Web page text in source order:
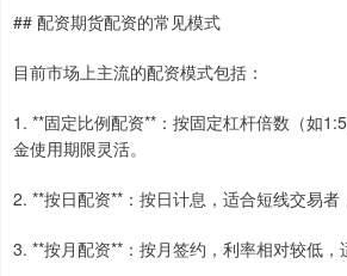
## 配资期货配资的常见模式
目前市场上主流的配资模式包括：
1. **固定比例配资**：按固定杠杆倍数（如
金使用期限灵活。
2. **按日配资**：按日计息，适合短线交易者
3. **按月配资**：按月签约，利率相对较低，